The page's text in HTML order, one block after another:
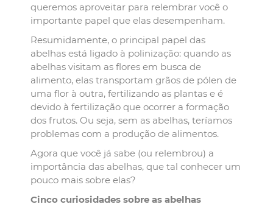
queremos aproveitar para relembrar você o
importante papel que elas desempenham.
Resumidamente, o principal papel das
abelhas está ligado à polinização: quando as
abelhas visitam as flores em busca de
alimento, elas transportam grãos de pólen de
uma flor à outra, fertilizando as plantas e é
devido à fertilização que ocorrer a formação
dos frutos. Ou seja, sem as abelhas, teríamos
problemas com a produção de alimentos.
Agora que você já sabe (ou relembrou) a
importância das abelhas, que tal conhecer um
pouco mais sobre elas?
Cinco curiosidades sobre as abelhas